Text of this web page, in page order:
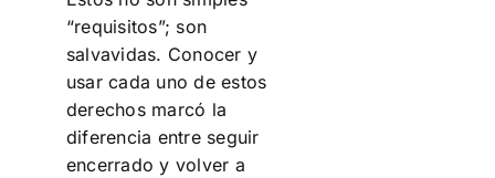
“requisitos”; son
salvavidas. Conocer y
usar cada uno de estos
derechos marcó la
diferencia entre seguir
encerrado y volver a